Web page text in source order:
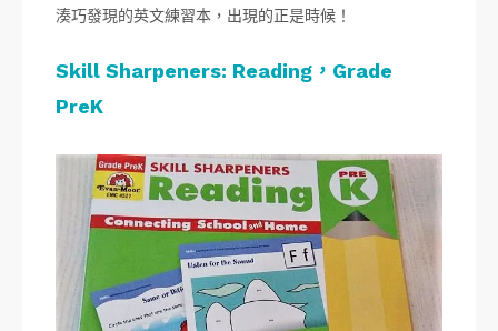
湊巧發現的英文練習本，出現的正是時候！
Skill Sharpeners: Reading，Grade
PreK